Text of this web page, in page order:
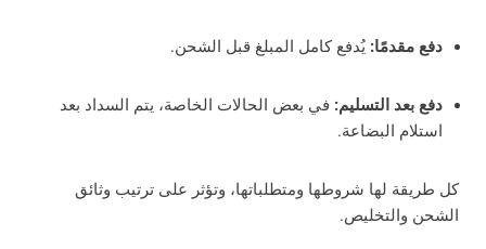
دفع مقدمًا: يُدفع كامل المبلغ قبل الشحن.
دفع بعد التسليم: في بعض الحالات الخاصة، يتم السداد بعد
استلام البضاعة.
كل طريقة لها شروطها ومتطلباتها، وتؤثر على ترتيب وثائق
الشحن والتخليص.